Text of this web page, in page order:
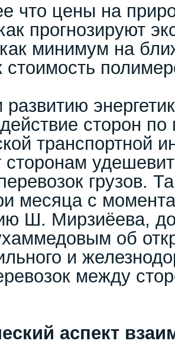
что цены на
прогнозируют
минимум на
стоимость
сторон
транспортной
сторонам
грузов.
месяца с
Ш. Мирзиёева,
об
и
между
аспект